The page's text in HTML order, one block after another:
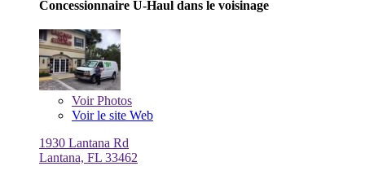
Concessionnaire U-Haul dans le voisinage
VoirPhotos
Voir le site Web
1930 Lantana Rd
Lantana, FL 33462